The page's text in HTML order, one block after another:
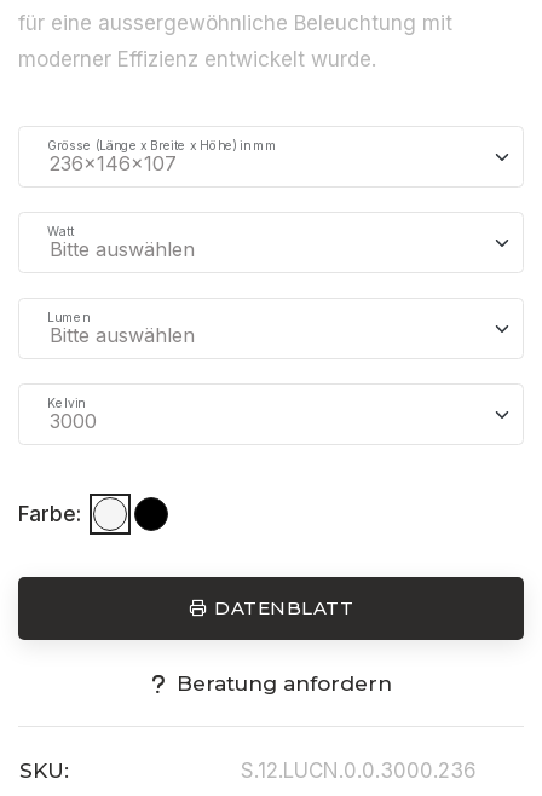
für eine aussergewöhnliche Beleuchtung mit
moderner Effizienz entwickelt wurde.
Grösse (Länge x Breite x Höhe) in mm
Watt
Lumen
Kelvin
Farbe:
DATENBLATT
Beratung anfordern
SKU:
S.12.LUCN.0.0.3000.236